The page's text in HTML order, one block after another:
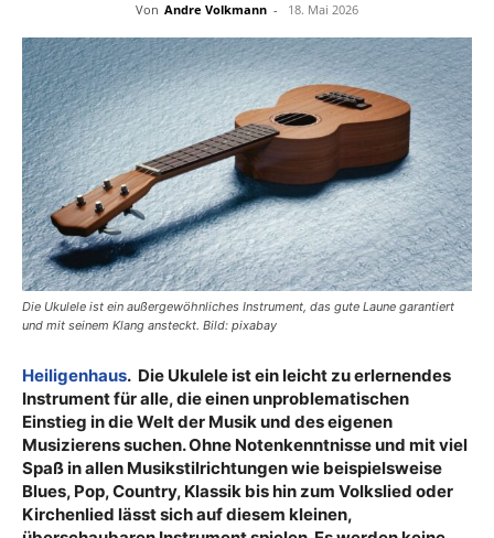
Von Andre Volkmann - 18. Mai 2026
Die Ukulele ist ein außergewöhnliches Instrument, das gute Laune garantiert
und mit seinem Klang ansteckt. Bild: pixabay
Heiligenhaus. Die Ukulele ist ein leicht zu erlernendes
Instrument für alle, die einen unproblematischen
Einstieg in die Welt der Musik und des eigenen
Musizierens suchen. Ohne Notenkenntnisse und mit viel
Spaß in allen Musikstilrichtungen wie beispielsweise
Blues, Pop, Country, Klassik bis hin zum Volkslied oder
Kirchenlied lässt sich auf diesem kleinen,